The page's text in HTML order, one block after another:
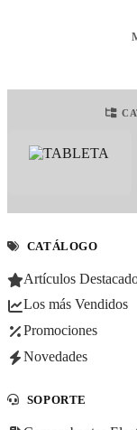
CATÁLOGO
Artículos
Los más Vendidos
Promociones
Novedades
SOPORTE